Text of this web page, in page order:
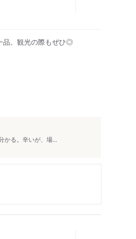
品。観光の際もぜひ◎
かる。辛いが、場...